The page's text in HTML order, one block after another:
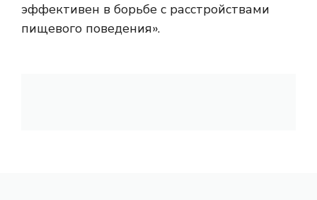
эффективен в борьбе с расстройствами
пищевого поведения».